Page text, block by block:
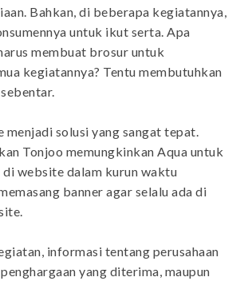
Bahkan, di beberapa kegiatannya,
untuk ikut serta. Apa
membuat brosur untuk
kegiatannya? Tentu membutuhkan
menjadi solusi yang sangat tepat.
Tonjoo memungkinkan Aqua untuk
di website dalam kurun waktu
banner agar selalu ada di
informasi tentang perusahaan
yang diterima, maupun